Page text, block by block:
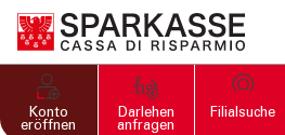
PRIVATKUNDEN UND
FAMILIEN
Konto
eröffnen
Darlehen
anfragen
Filialsuche